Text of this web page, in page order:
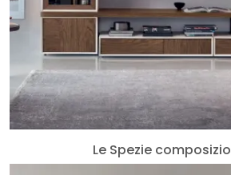
Le Spezie